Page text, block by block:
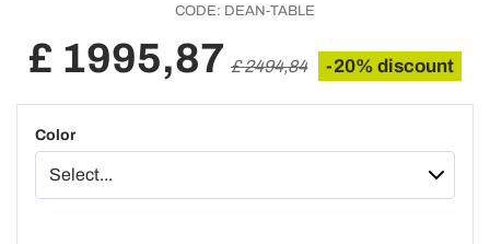
CODE: DEAN-TABLE
£ 1995,87 £ 2494,84 -20% discount
Color